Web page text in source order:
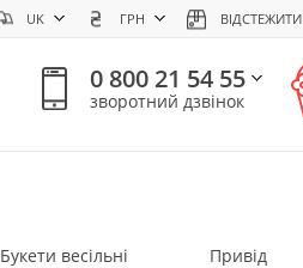
UK ГРН
0 800 21 54 55
зворотний дзвінок
Букети весільні Привід